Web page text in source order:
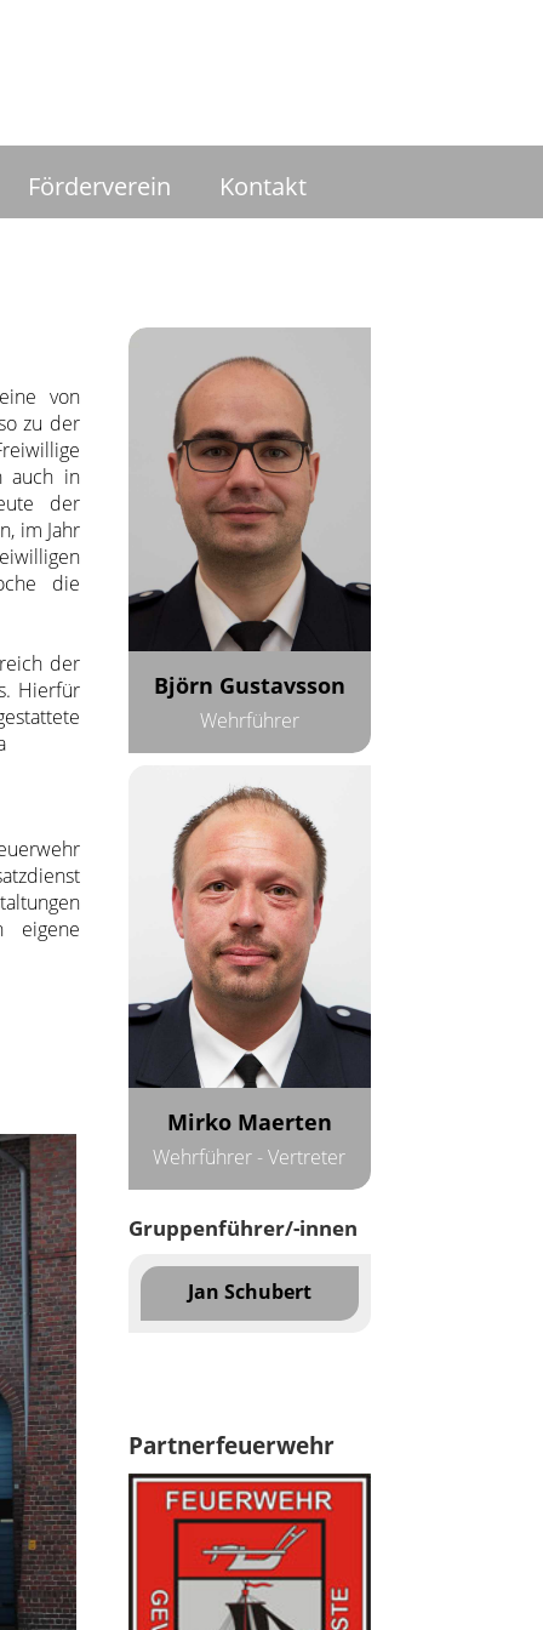
Förderverein Kontakt
von
zu der
auch in
der
im Jahr
die
der
Hierfür
eigene
Björn Gustavsson
Wehrführer
Mirko Maerten
Wehrführer - Vertreter
Gruppenführer/-innen
Jan Schubert
Partnerfeuerwehr